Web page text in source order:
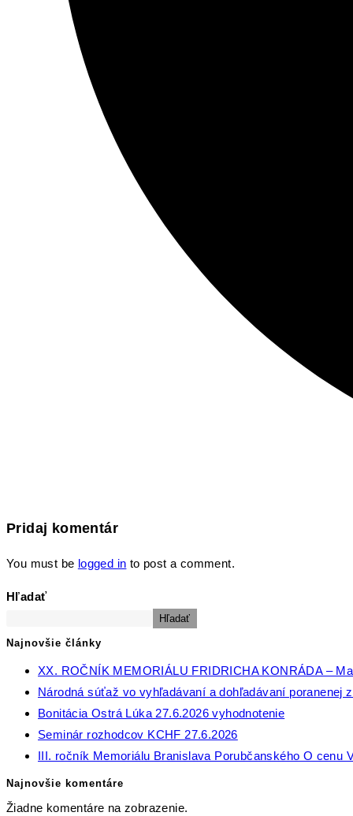
Pridaj komentár
You must be logged in to post a comment.
Hľadať
Hľadať
Najnovšie články
XX. ROČNÍK MEMORIÁLU FRIDRICHA KONRÁDA –
Národná súťaž vo vyhľadávaní a dohľadávaní poranenej
Bonitácia Ostrá Lúka 27.6.2026 vyhodnotenie
Seminár rozhodcov KCHF 27.6.2026
III. ročník Memoriálu Branislava Porubčanského O cenu
Najnovšie komentáre
Žiadne komentáre na zobrazenie.